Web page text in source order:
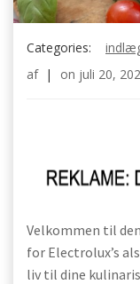
Categories:
af | on juli 20,
Velkommen til
for Electrolux’s
liv til dine